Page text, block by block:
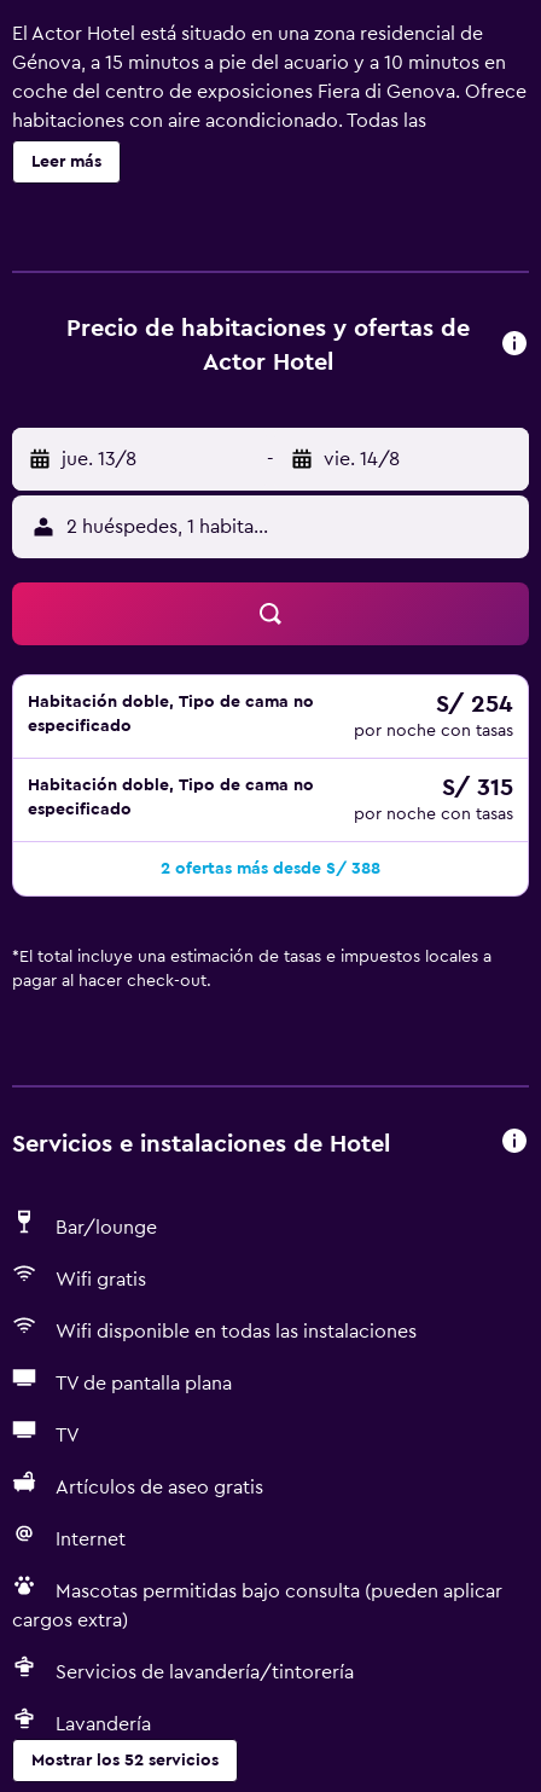
El Actor Hotel está situado en una zona residencial de
Génova, a 15 minutos a pie del acuario y a 10 minutos en
coche del centro de exposiciones Fiera di Genova. Ofrece
habitaciones con aire acondicionado. Todas las
habitaciones del Actor son amplias y presentan un diseño
clásico. TV y baño privado con ducha moderna. El
Leer más
Precio de habitaciones y ofertas de
Actor Hotel
jue. 13/8 - vie. 14/8
2 huéspedes, 1 habitación
Habitación doble, Tipo de cama no
especificado
S/ 254
por noche con tasas
Habitación doble, Tipo de cama no
especificado
S/ 315
por noche con tasas
2 ofertas más desde S/ 388
* El total incluye una estimación de tasas e impuestos locales a
pagar al hacer check-out.
Servicios e instalaciones de Hotel
Bar/lounge
Wifi gratis
Wifi disponible en todas las instalaciones
TV de pantalla plana
TV
Artículos de aseo gratis
Internet
Mascotas permitidas bajo consulta (pueden aplicar
cargos extra)
Servicios de lavandería/tintorería
Lavandería
Mostrar los 52 servicios